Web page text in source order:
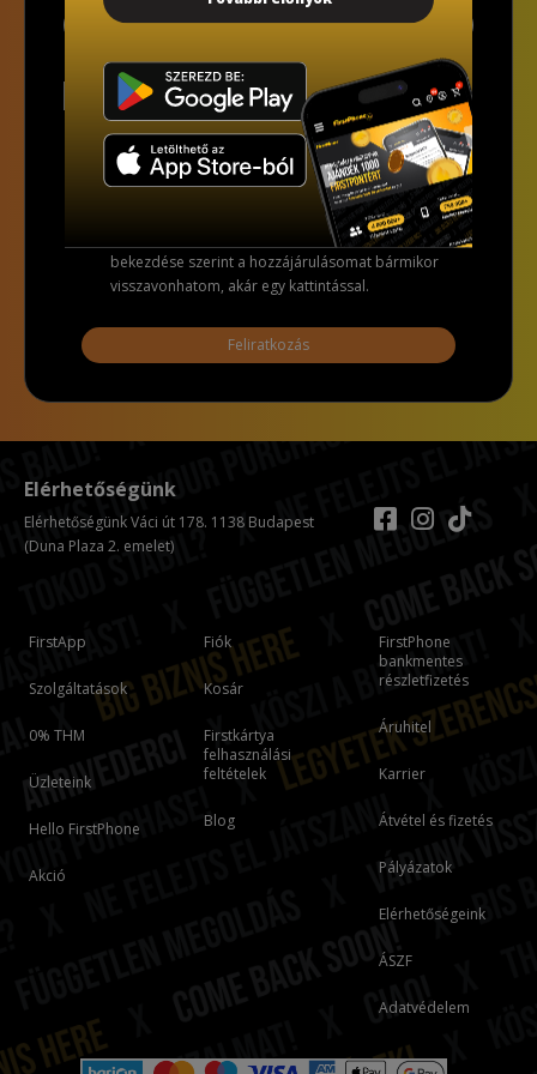
Alulírott, az alábbi checkbox pipálásával - az
Általános Adatvédelmi Rendelet (GDPR) 6. cikk (1)
bekezdés a) pontja, továbbá a 7. cikk rendelkezése
alapján - hozzájárulok, hogy az adatkezelő a most
megadott személyes adataimat a GDPR, továbbá a
saját adatkezelési tájékoztatójának feltételei szerint
kezelje. Tudomásul veszem, hogy a GDPR 7. cikk (3)
bekezdése szerint a hozzájárulásomat bármikor
visszavonhatom, akár egy kattintással.
Feliratkozás
FirstApp
Szolgáltatások
0% THM
Üzleteink
Hello FirstPhone
Akció
Fiók
Kosár
Firstkártya
felhasználási
feltételek
Blog
FirstPhone
bankmentes
részletfizetés
Áruhitel
Karrier
Átvétel és fizetés
Pályázatok
Elérhetőségeink
ÁSZF
Adatvédelem
Elérhetőségünk
Elérhetőségünk Váci út 178. 1138 Budapest
(Duna Plaza 2. emelet)